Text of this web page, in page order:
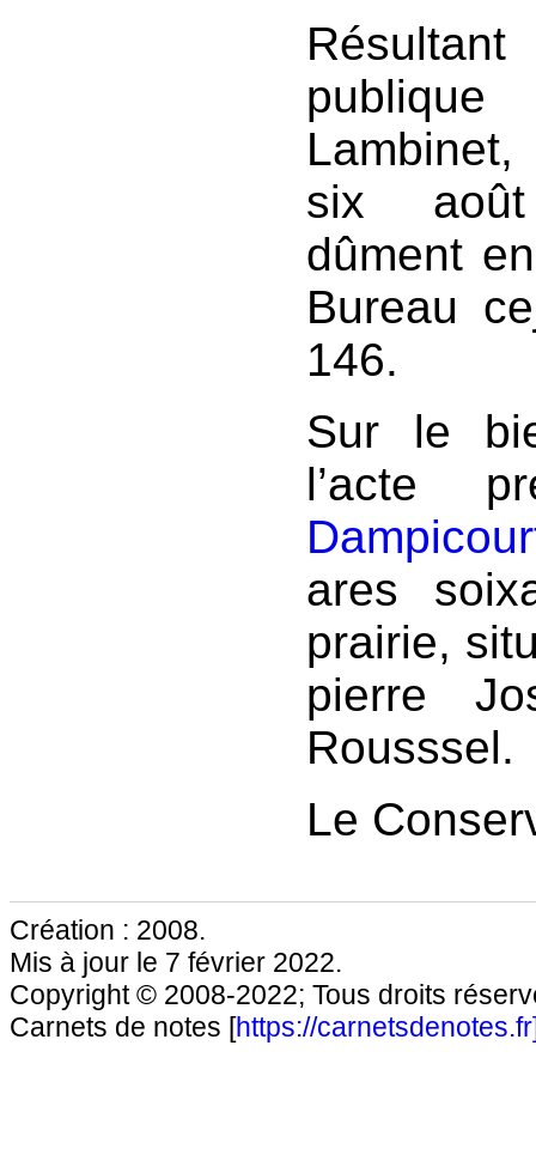
six août
dûment
Bureau
146.
Sur le
l’acte
ares
prairie,
pierre
Rousssel.
Le
Création : 2008.
Mis à jour le 7 février 2022.
Copyright © 2008-2022; Tous droits
Carnets de notes [https://